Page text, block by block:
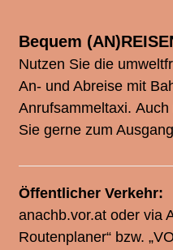
Bequem
Nutzen Sie die
An- und Abreise mit
Anrufsammeltaxi. Auch
Sie gerne zum
Öffentlicher Verkehr:
anachb.vor.at oder via
Routenplaner“ bzw.